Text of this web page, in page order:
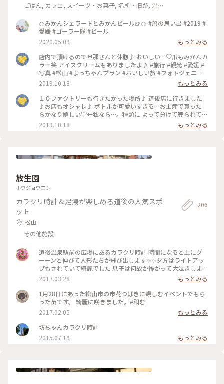
ごはん, カフェ, スイーツ・お菓子, 名所・旧跡, 温
🍊みかんジェラートとみかんビール🍺🍊 #旅の思い出 #2019 #
愛媛 #ゴーラー隊 #ビール
2020.05.09
もっとみる
店内で頂けるので旦那さんと休憩♪ おいしい…♡爪もみかんカ
ラー笑 アイスクリームもありましたよ♪ #旅行 #観光 #愛媛 #
写真 #松山 #よっちゃんプラン #おいしい旅 #フォトジェニッ
2019.10.18
もっとみる
１０ファクトリーも行きたかった場所♪ 道後店に行きました
♪お店もオシャレ♪ ボトルが可愛いすぎる…お土産で貰った
らかなり嬉しい♡←私なら…。種類に よって分けて売られてい
るので悩む…。 #旅行 #観光 #愛媛 #写真 #松山 #よっちゃんプ
ラン #おいしい旅 #フォトジェニック #インスタ映え #ジュー
2019.10.18 もっとみる
放生園
ホウジョウエン
カラクリ時計＆足湯が楽しめる道後の人気スポ
ット
松山
その他施設
206
道後温泉駅前の広場にあるカラクリ時計 時間になると上にグ
ーーンと伸びて人形たちが飛び出します✨✨夕方はライトアッ
プもされていて綺麗でした 息子は何故か怖がって大泣きしま
した（笑） #道後温泉 #レトロ #からくり時計 #愛媛 #松山 #足
湯 #放生園
2017.03.28
もっとみる
1月28日にあった松山市の市花つばきに親しむイベントでもら
った苗です。 綺麗に咲きました。#和む
2017.02.05
もっとみる
坊ちゃんカラクリ時計
2015.07.19
もっとみる